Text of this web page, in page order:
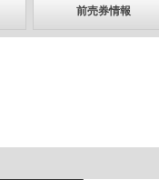
前売券情報